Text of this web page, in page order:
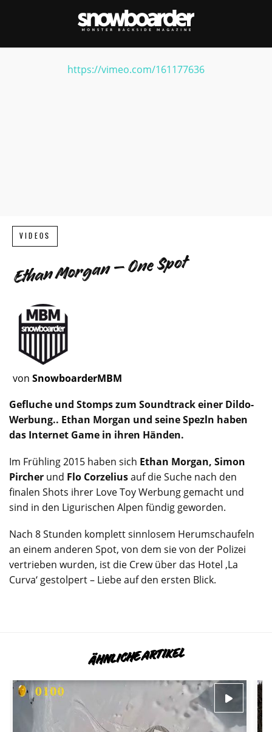
https://vimeo.com/161177636
VIDEOS
Ethan Morgan – One Spot
von SnowboarderMBM
Gefluche und Stomps zum Soundtrack einer Dildo-
Werbung.. Ethan Morgan und seine Spezln haben
das Internet Game in ihren Händen.
Im Frühling 2015 haben sich Ethan Morgan, Simon
Pircher und Flo Corzeliusauf die Suche nach den
finalen Shots ihrer Love Toy Werbung gemacht und
sind in den Ligurischen Alpen fündig geworden.
Nach 8 Stunden komplett sinnlosem Herumschaufeln
an einem anderen Spot, von dem sie von der Polizei
vertrieben wurden, ist die Crew über das Hotel ‚La
Curva‘ gestolpert – Liebe auf den ersten Blick.
ÄHNLICHE ARTIKEL